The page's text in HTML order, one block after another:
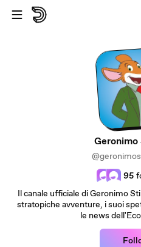
Skip to main content
95
Il canale ufficiale di Geronimo
stratopiche avventure, i suoi
le news